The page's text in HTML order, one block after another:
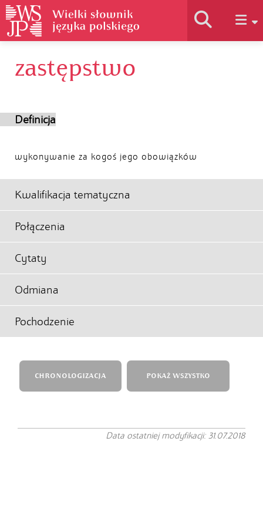
Historia słownika
zastępstwo
Definicja
wykonywanie za kogoś jego obowiązków
Kwalifikacja tematyczna
Połączenia
Cytaty
Odmiana
Pochodzenie
CHRONOLOGIZACJA POKAŻ WSZYSTKO
Data ostatniej modyfikacji: 31.07.2018